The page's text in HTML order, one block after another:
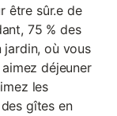
être sûr.e de
75 % des
jardin, où vous
déjeuner
les
gîtes en